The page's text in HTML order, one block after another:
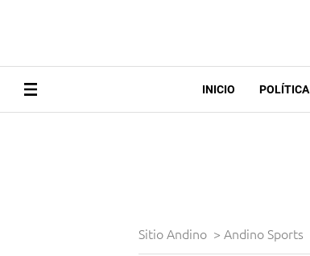
INICIO POLÍTICA
Sitio Andino > Andino Sports